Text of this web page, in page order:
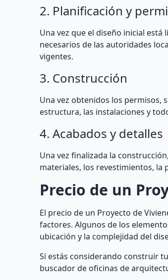
2. Planificación y
Una vez que el diseño inicial
necesarios de las autoridades
vigentes.
3. Construcción
Una vez obtenidos los permisos,
estructura, las instalaciones y
4. Acabados y detalles
Una vez finalizada la
materiales, los revestimientos, la
Precio de un
El precio de un Proyecto de
factores. Algunos de los
ubicación y la complejidad del
Si estás considerando construir
buscador de oficinas de